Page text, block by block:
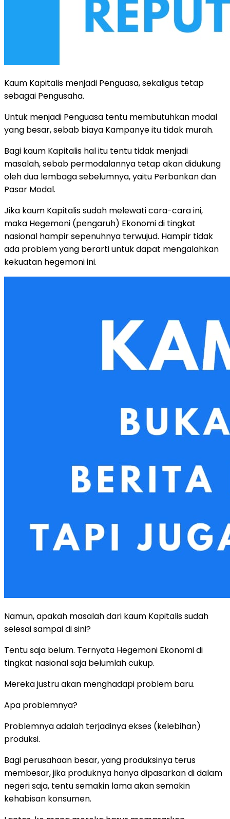
Kaum Kapitalis menjadi Penguasa, sekaligus tetap
sebagai Pengusaha.
Untuk menjadi Penguasa tentu membutuhkan modal
yang besar, sebab biaya Kampanye itu tidak murah.
Bagi kaum Kapitalis hal itu tentu tidak menjadi
masalah, sebab permodalannya tetap akan didukung
oleh dua lembaga sebelumnya, yaitu Perbankan dan
Pasar Modal.
Jika kaum Kapitalis sudah melewati cara-cara ini,
maka Hegemoni (pengaruh) Ekonomi di tingkat
nasional hampir sepenuhnya terwujud. Hampir tidak
ada problem yang berarti untuk dapat mengalahkan
kekuatan hegemoni ini.
Namun, apakah masalah dari kaum Kapitalis sudah
selesai sampai di sini?
Tentu saja belum. Ternyata Hegemoni Ekonomi di
tingkat nasional saja belumlah cukup.
Mereka justru akan menghadapi problem baru.
Apa problemnya?
Problemnya adalah terjadinya ekses (kelebihan)
produksi.
Bagi perusahaan besar, yang produksinya terus
membesar, jika produknya hanya dipasarkan di dalam
negeri saja, tentu semakin lama akan semakin
kehabisan konsumen.